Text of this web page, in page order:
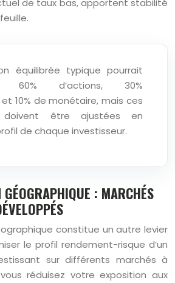
de taux bas, apportent stabilité
équilibrée typique pourrait
60% d’actions, 30%
10% de monétaire, mais ces
doivent être ajustées en
de chaque investisseur.
: MARCHÉS
constitue un autre levier
le profil rendement-risque d’un
sur différents marchés à
réduisez votre exposition aux